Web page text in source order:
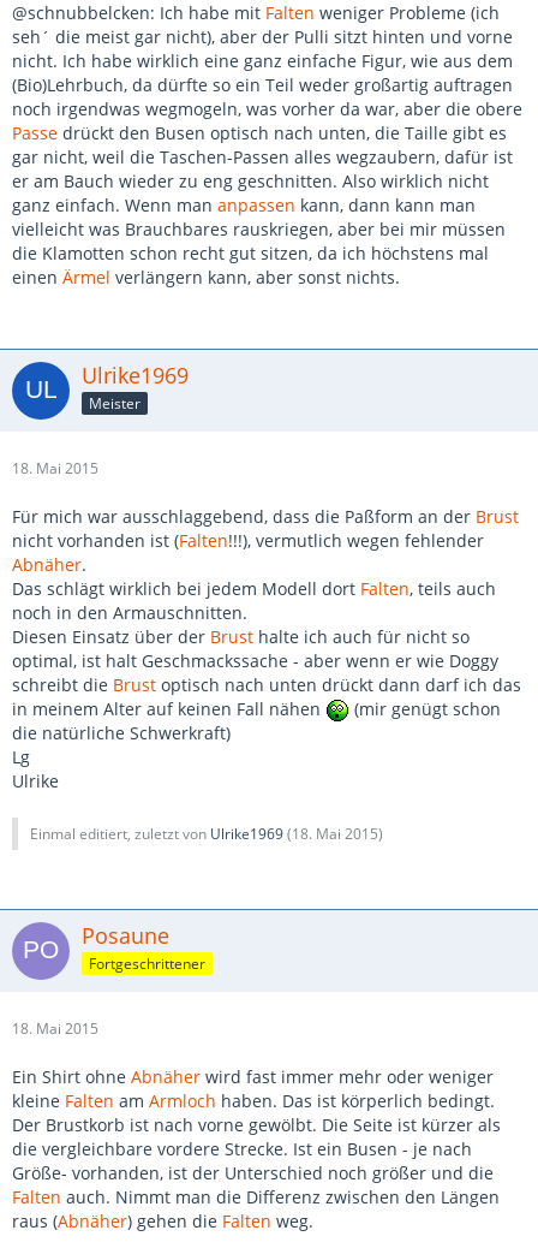
@schnubbelcken: Ich habe mit Falten weniger Probleme (ich
seh´ die meist gar nicht), aber der Pulli sitzt hinten und vorne
nicht. Ich habe wirklich eine ganz einfache Figur, wie aus dem
(Bio)Lehrbuch, da dürfte so ein Teil weder großartig auftragen
noch irgendwas wegmogeln, was vorher da war, aber die obere
Passe drückt den Busen optisch nach unten, die Taille gibt es
gar nicht, weil die Taschen-Passen alles wegzaubern, dafür ist
er am Bauch wieder zu eng geschnitten. Also wirklich nicht
ganz einfach. Wenn man anpassen kann, dann kann man
vielleicht was Brauchbares rauskriegen, aber bei mir müssen
die Klamotten schon recht gut sitzen, da ich höchstens mal
einen Ärmel verlängern kann, aber sonst nichts.
Ulrike1969
Meister
18. Mai 2015
Für mich war ausschlaggebend, dass die Paßform an der Brust
nicht vorhanden ist (Falten!!!), vermutlich wegen fehlender
Abnäher.
Das schlägt wirklich bei jedem Modell dort Falten, teils auch
noch in den Armauschnitten.
Diesen Einsatz über der Brust halte ich auch für nicht so
optimal, ist halt Geschmackssache - aber wenn er wie Doggy
schreibt die Brust optisch nach unten drückt dann darf ich das
in meinem Alter auf keinen Fall nähen
(mir genügt schon
die natürliche Schwerkraft)
Lg
Ulrike
Einmal editiert, zuletzt von Ulrike1969(18. Mai 2015)
Posaune
Fortgeschrittener
18. Mai 2015
Ein Shirt ohne Abnäher wird fast immer mehr oder weniger
kleine Falten am Armloch haben. Das ist körperlich bedingt.
Der Brustkorb ist nach vorne gewölbt. Die Seite ist kürzer als
die vergleichbare vordere Strecke. Ist ein Busen - je nach
Größe- vorhanden, ist der Unterschied noch größer und die
Falten auch. Nimmt man die Differenz zwischen den Längen
raus (Abnäher) gehen die Falten weg.